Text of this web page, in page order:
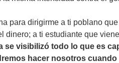
para dirigirme a ti poblano
dinero; a ti estudiante que
se visibilizó todo lo que es
hacer nosotros